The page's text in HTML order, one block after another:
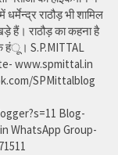
राठौड़ भी शामिल
हैं। राठौड़ का कहना है
हंू। S.P.MITTAL
www.spmittal.in
SPMittalblog
Blog-
WhatsApp Group-